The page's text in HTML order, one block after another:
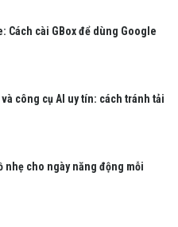
Cách cài GBox để dùng Google
và công cụ AI uy tín: cách tránh tải
nhẹ cho ngày năng động mỗi